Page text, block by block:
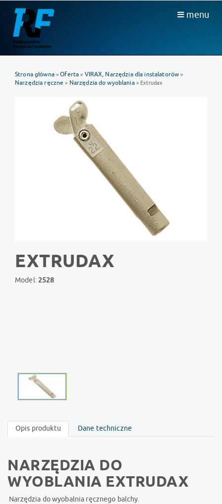
menu
Strona główna»Oferta » VIRAX, Narzędzia dla instalatorów»
Narzędzia ręczne » Narzędzia do wyoblania» Extrudax
EXTRUDAX
Model: 2528
Opis produktu Dane techniczne
NARZĘDZIA DO
WYOBLANIA EXTRUDAX
Narzędzia do wyobalnia ręcznego balchy.